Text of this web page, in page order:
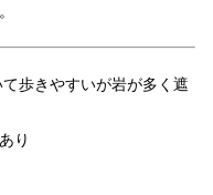
歩きやすいが岩が多く遮
り